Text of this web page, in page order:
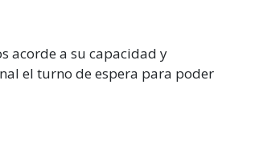
acorde a su capacidad y
el turno de espera para poder